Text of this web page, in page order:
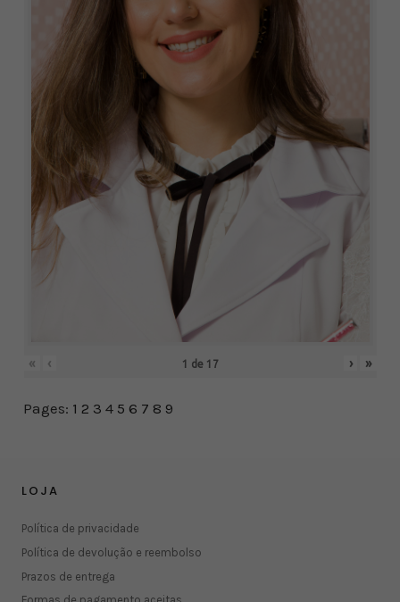
« ‹ 1 de 17 › »
Pages: 1 2 3 4 5 6 7 8 9
LOJA
Política de privacidade
Política de devolução e reembolso
Prazos de entrega